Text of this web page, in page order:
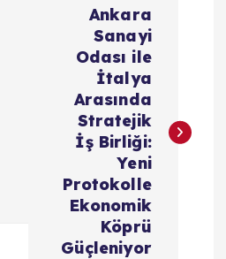
Ankara
Sanayi
Odası ile
İtalya
Arasında
Stratejik
İş Birliği:
Yeni
Protokolle
Ekonomik
Köprü
Güçleniyor